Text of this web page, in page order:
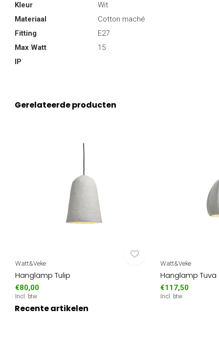
Kleur
Wit
Materiaal
Cotton maché
Fitting
E27
Max Watt
15
IP
Gerelateerde producten
Watt&Veke
Hanglamp Tulip
€80,00
Incl. btw
Watt&Veke
Hanglamp Tuva
€117,50
Incl. btw
Recente artikelen